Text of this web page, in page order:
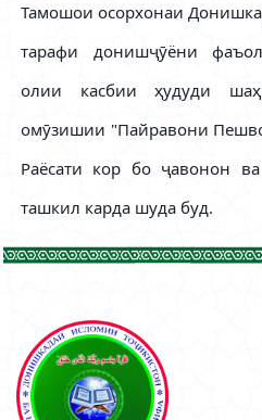
Тамошои осорхонаи
тарафи донишҷӯёни
олии касбии ҳудуди
омӯзишии "Пайравони
Раёсати кор бо ҷавонон
ташкил карда шуда буд.